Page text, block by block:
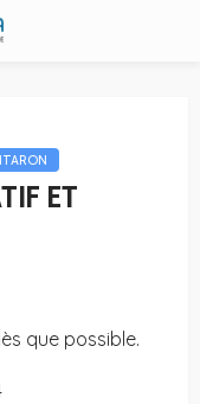
ET
que possible.